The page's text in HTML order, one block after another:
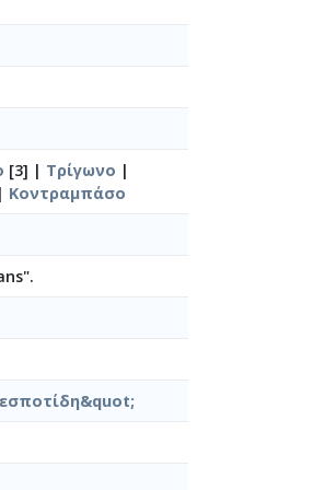
[3] | Τρίγωνο |
| Κοντραμπάσο